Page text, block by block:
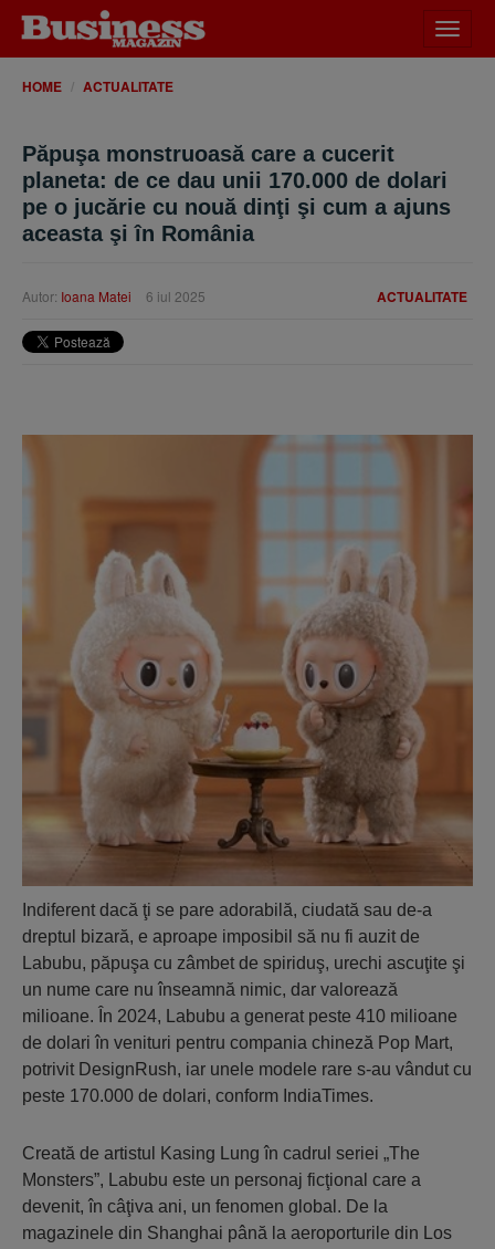
meniu
HOME ACTUALITATE
Păpuşa monstruoasă care a cucerit
planeta: de ce dau unii 170.000 de dolari
pe o jucărie cu nouă dinţi şi cum a ajuns
aceasta şi în România
ACTUALITATE
Autor: Ioana Matei 6 iul 2025
Indiferent dacă ţi se pare adorabilă, ciudată sau de-a
dreptul bizară, e aproape imposibil să nu fi auzit de
Labubu, păpuşa cu zâmbet de spiriduş, urechi ascuţite şi
un nume care nu înseamnă nimic, dar valorează
milioane. În 2024, Labubu a generat peste 410 milioane
de dolari în venituri pentru compania chineză Pop Mart,
potrivit DesignRush, iar unele modele rare s-au vândut cu
peste 170.000 de dolari, conform IndiaTimes.
Creată de artistul Kasing Lung în cadrul seriei „The
Monsters”, Labubu este un personaj ficţional care a
devenit, în câţiva ani, un fenomen global. De la
magazinele din Shanghai până la aeroporturile din Los